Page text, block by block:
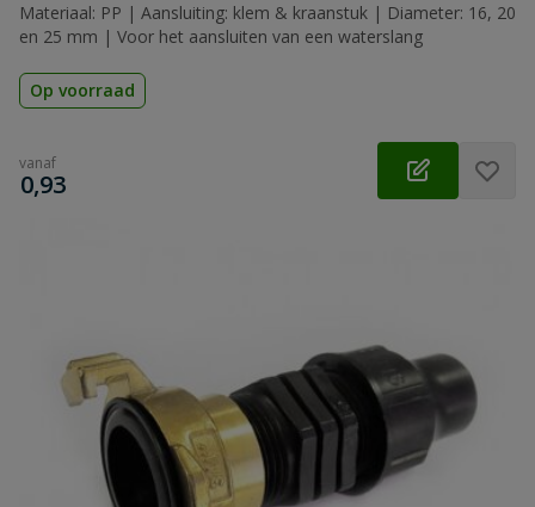
Materiaal: PP | Aansluiting: klem & kraanstuk | Diameter: 16, 20
en 25 mm | Voor het aansluiten van een waterslang
Op voorraad
vanaf
€
0,93